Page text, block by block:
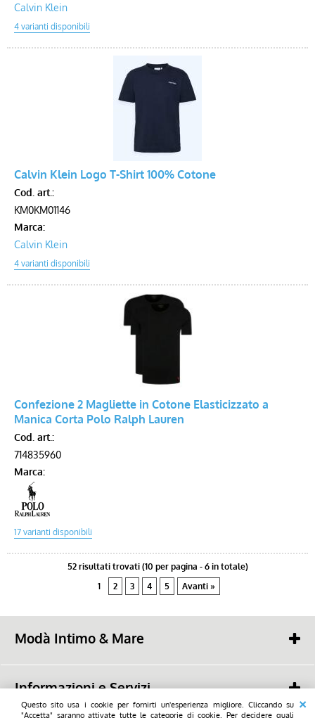
Questo sito usa i cookie per fornirti un'esperienza migliore. Cliccando su
"Accetta" saranno attivate tutte le categorie di cookie. Per decidere quali
Calvin Klein
Calvin Klein Logo T-Shirt 100% Cotone
Cod. art.:
KM0KM01146
Marca:
Calvin Klein
Confezione 2 Magliette in Cotone Elasticizzato a
Manica Corta Polo Ralph Lauren
Cod. art.:
714835960
Marca:
52 risultati trovati (10 per pagina - 6 in totale)
1
2 3 4 5 Avanti »
Modà Intimo & Mare
tel. (+39) 0545 23668
mail: info@modalugo.it
Informazioni e Servizi
Chi Siamo